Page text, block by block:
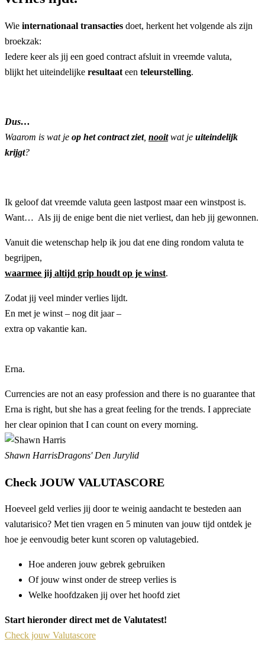
Wie internationaal transacties doet, herkent het volgende als zijn
broekzak:
Iedere keer als jij een goed contract afsluit in vreemde valuta,
blijkt het uiteindelijke resultaat een teleurstelling.
Dus…
Waarom is wat je op het contract ziet, nooitwat je uiteindelijk
krijgt?
Ik geloof dat vreemde valuta geen lastpost maar een winstpost is.
Want… Als jij de enige bent die niet verliest, dan heb jij gewonnen.
Vanuit die wetenschap help ik jou dat ene ding rondom valuta te
begrijpen,
waarmee jij altijd grip houdt op je winst.
Zodat jij veel minder verlies lijdt.
En met je winst – nog dit jaar –
extra op vakantie kan.
Erna.
Currencies are not an easy profession and there is no guarantee that
Erna is right, but she has a great feeling for the trends. I appreciate
her clear opinion that I can count on every morning.
Shawn HarrisDragons' Den Jurylid
Check JOUW VALUTASCORE
Hoeveel geld verlies jij door te weinig aandacht te besteden aan
valutarisico? Met tien vragen en 5 minuten van jouw tijd ontdek je
hoe je eenvoudig beter kunt scoren op valutagebied.
Hoe anderen jouw gebrek gebruiken
Of jouw winst onder de streep verlies is
Welke hoofdzaken jij over het hoofd ziet
Start hieronder direct met de Valutatest!
Check jouw Valutascore